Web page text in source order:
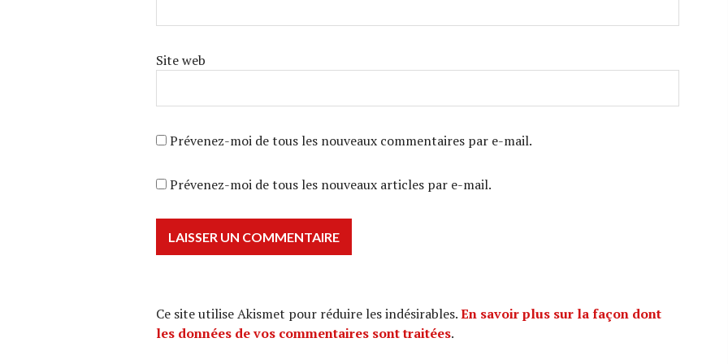
Site web
Prévenez-moi de tous les nouveaux commentaires par e-mail.
Prévenez-moi de tous les nouveaux articles par e-mail.
Ce site utilise Akismet pour réduire les indésirables.En savoir plus sur la façon dont
les données de vos commentaires sont traitées.